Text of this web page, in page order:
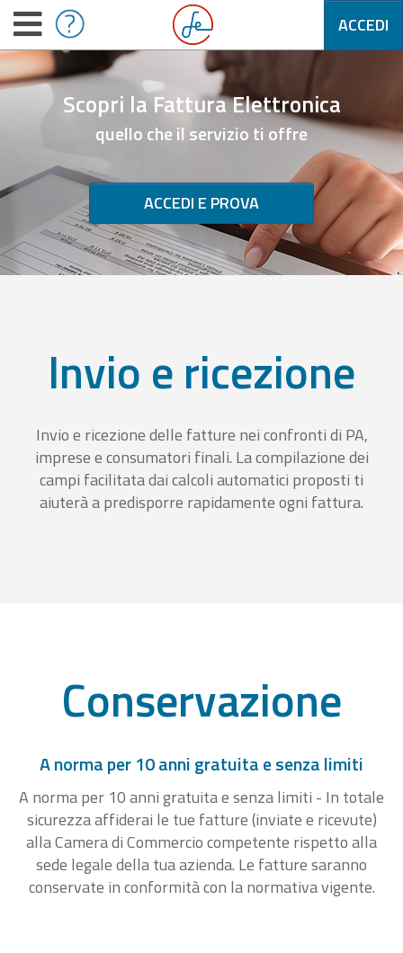
ACCEDI
Scopri la Fattura Elettronica
quello che il servizio ti offre
ACCEDI E PROVA
Invio e ricezione
Invio e ricezione delle fatture nei confronti di PA,
imprese e consumatori finali. La compilazione dei
campi facilitata dai calcoli automatici proposti ti
aiuterà a predisporre rapidamente ogni fattura.
Conservazione
A norma per 10 anni gratuita e senza limiti
A norma per 10 anni gratuita e senza limiti - In totale
sicurezza affiderai le tue fatture (inviate e ricevute)
alla Camera di Commercio competente rispetto alla
sede legale della tua azienda. Le fatture saranno
conservate in conformità con la normativa vigente.